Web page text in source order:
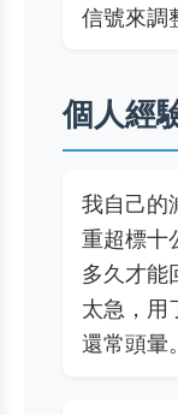
信號來調
個人經
我自己的
重超標十
多久才能
太急，用
還常頭暈。